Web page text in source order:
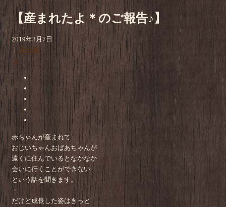
【産まれたよ＊のご報告♪】
2019年3月7日
｜
未分類
0
赤ちゃんが産まれて
おじいちゃんおばあちゃんが
遠くに住んでいるとなかなか
会いに行くことができない
という話を聞きます。
・
だけど成長した姿はきっと